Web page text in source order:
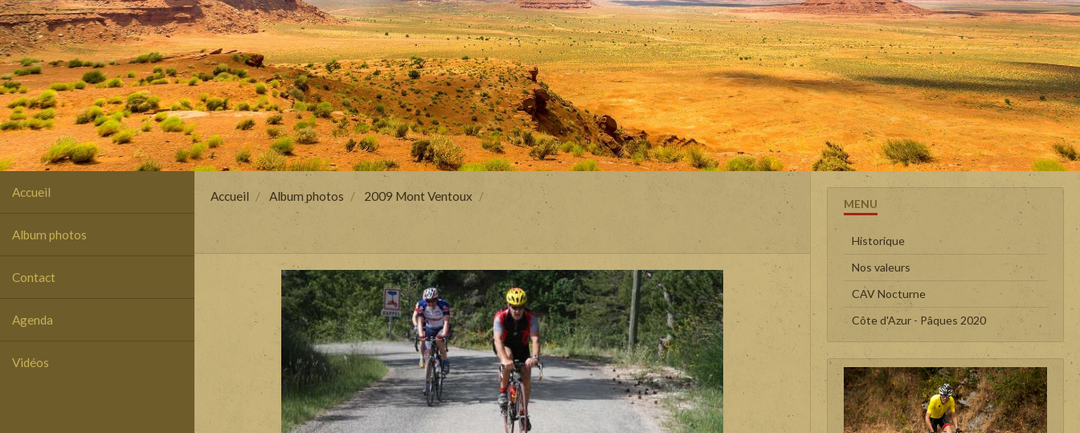
Accueil
Album photos
Contact
Agenda
Vidéos
Accueil Album photos 2009 Mont Ventoux
MENU
Historique
Nos valeurs
CAV Nocturne
Côte d'Azur - Pâques 2020